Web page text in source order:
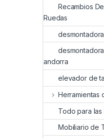
Recambios
Ruedas
andorra
elevador de
Herramientas
Todo para
Mobiliario de